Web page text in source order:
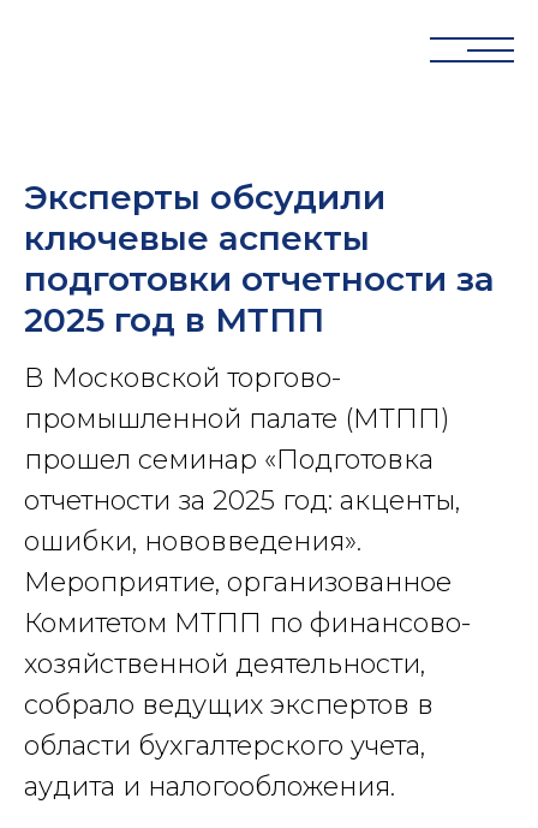
Эксперты обсудили
ключевые аспекты
подготовки отчетности за
2025 год в МТПП
В Московской торгово-
промышленной палате (МТПП)
прошел семинар «Подготовка
отчетности за 2025 год: акценты,
ошибки, нововведения».
Мероприятие, организованное
Комитетом МТПП по финансово-
хозяйственной деятельности,
собрало ведущих экспертов в
области бухгалтерского учета,
аудита и налогообложения.